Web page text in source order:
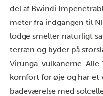
del af Bwindi
meter fra indgangen til
lodge smelter naturligt
terræn og byder på
Virunga-vulkanerne. Alle
komfort for øje og har et
badeværelse med